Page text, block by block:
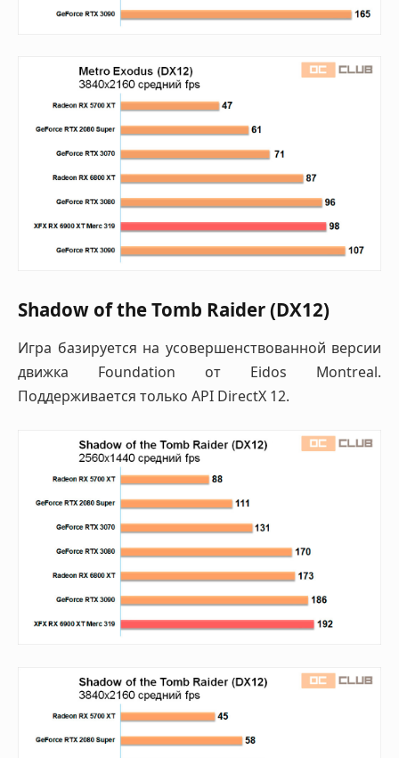
Shadow of the Tomb Raider (DX12)
Игра базируется на усовершенствованной версии
движка Foundation от Eidos Montreal.
Поддерживается только API DirectX 12.